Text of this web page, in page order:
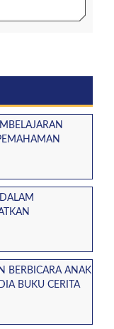
BERBICARA ANAK
BUKU CERITA